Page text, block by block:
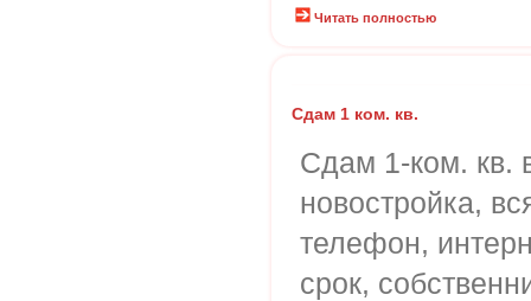
Читать полностью
Сдам 1 ком. кв.
Сдам 1-ком. кв.
новостройка,
телефон,
срок,